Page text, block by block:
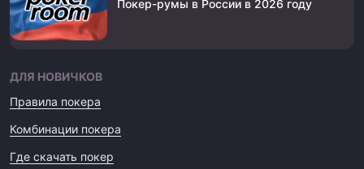
Покер-румы в России в 2026 году
ДЛЯ НОВИЧКОВ
Правила покера
Комбинации покера
Где скачать покер